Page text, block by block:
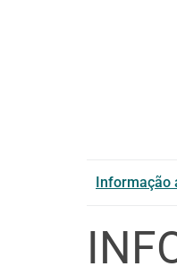
Informação